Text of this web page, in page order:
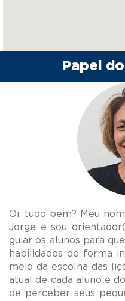
Papel
Oi, tudo bem? Meu
Jorge e sou
guiar os alunos para
habilidades de forma
meio da escolha das
atual de cada aluno e
de perceber seus